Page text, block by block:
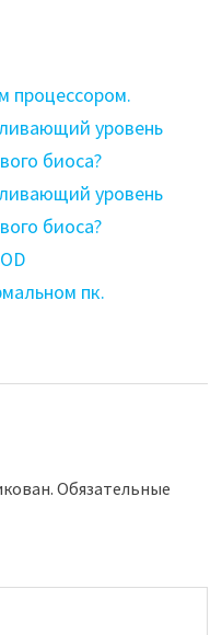
процессором.
уровень
биоса?
уровень
биоса?
пк.
Обязательные